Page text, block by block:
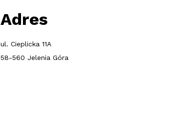
Adres
ul. Cieplicka 11A
58-560 Jelenia Góra